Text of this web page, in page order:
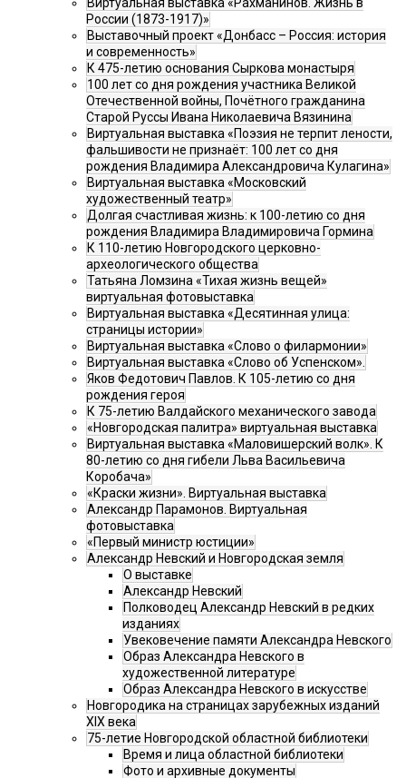
Виртуальная выставка «Рахманинов. Жизнь в
России (1873-1917)»
Выставочный проект «Донбасс – Россия: история
и современность»
К 475-летию основания Сыркова монастыря
100 лет со дня рождения участника Великой
Отечественной войны, Почётного гражданина
Старой Руссы Ивана Николаевича Вязинина
Виртуальная выставка «Поэзия не терпит лености,
фальшивости не признаёт: 100 лет со дня
рождения Владимира Александровича Кулагина»
Виртуальная выставка «Московский
художественный театр»
Долгая счастливая жизнь: к 100-летию со дня
рождения Владимира Владимировича Гормина
К 110-летию Новгородского церковно-
археологического общества
Татьяна Ломзина «Тихая жизнь вещей»
виртуальная фотовыставка
Виртуальная выставка «Десятинная улица:
страницы истории»
Виртуальная выставка «Слово о филармонии»
Виртуальная выставка «Слово об Успенском».
Яков Федотович Павлов. К 105-летию со дня
рождения героя
К 75-летию Валдайского механического завода
«Новгородская палитра» виртуальная выставка
Виртуальная выставка «Маловишерский волк». К
80-летию со дня гибели Льва Васильевича
Коробача»
«Краски жизни». Виртуальная выставка
Александр Парамонов. Виртуальная
фотовыставка
«Первый министр юстиции»
Александр Невский и Новгородская земля
О выставке
Александр Невский
Полководец Александр Невский в редких
изданиях
Увековечение памяти Александра Невского
Образ Александра Невского в
художественной литературе
Образ Александра Невского в искусстве
Новгородика на страницах зарубежных изданий
XIX века
75-летие Новгородской областной библиотеки
Время и лица областной библиотеки
Фото и архивные документы